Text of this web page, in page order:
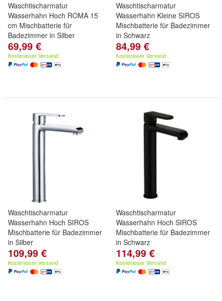
Waschtischarmatur
Wasserhahn Hoch ROMA 15
cm Mischbatterie für
Badezimmer in Silber
69,99 €
Kostenloser Versand
Waschtischarmatur
Wasserhahn Kleine SIROS
Mischbatterie für Badezimmer
in Schwarz
84,99 €
Kostenloser Versand
Waschtischarmatur
Wasserhahn Hoch SIROS
Mischbatterie für Badezimmer
in Silber
109,99 €
Kostenloser Versand
Waschtischarmatur
Wasserhahn Hoch SIROS
Mischbatterie für Badezimmer
in Schwarz
114,99 €
Kostenloser Versand